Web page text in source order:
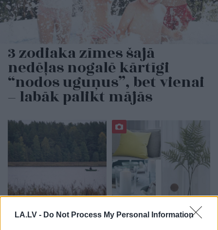
LA.LV - Do Not Process My Personal Information
3 zodiaka zīmes šajā
nedēļas nogalē kārtīgi
“nodos uguņus”, bet vienai
– labāk palikt mājās
peldēt uz vietas…
Gribas lētu un svaigu
akcentu mājoklim?